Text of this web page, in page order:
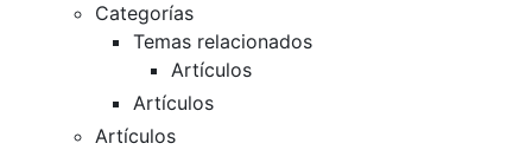
Categorías
Temas relacionados
Artículos
Artículos
Artículos